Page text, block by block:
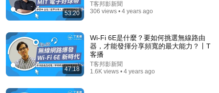
酪梨爆火到底是真有益健康，還是另一場瘋狂騙局？果
肉富含脂肪堪比黃油，熱量四倍於可樂，為什麼還被營
科普
53:20
T客邦影新聞
306 views • 4 years ago
47:18
Wi-Fi 6E是什麼？要如何挑選無線路由
器，才能發揮分享頻寬的最大能力？丨T
客播
T客邦影新聞
1.6K views • 4 years ago